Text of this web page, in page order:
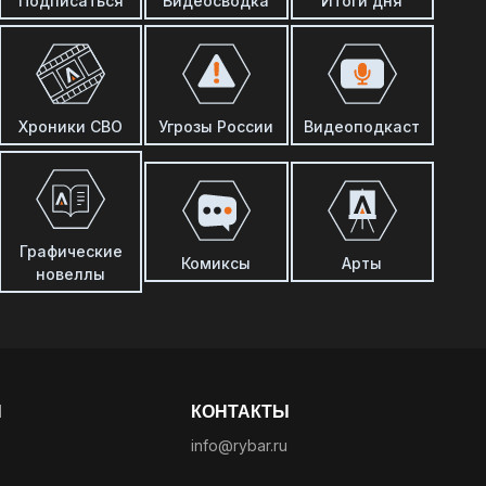
Хроники СВО Угрозы России Видеоподкаст
Графические
новеллы
Комиксы Арты
КОНТАКТЫ
info@rybar.ru